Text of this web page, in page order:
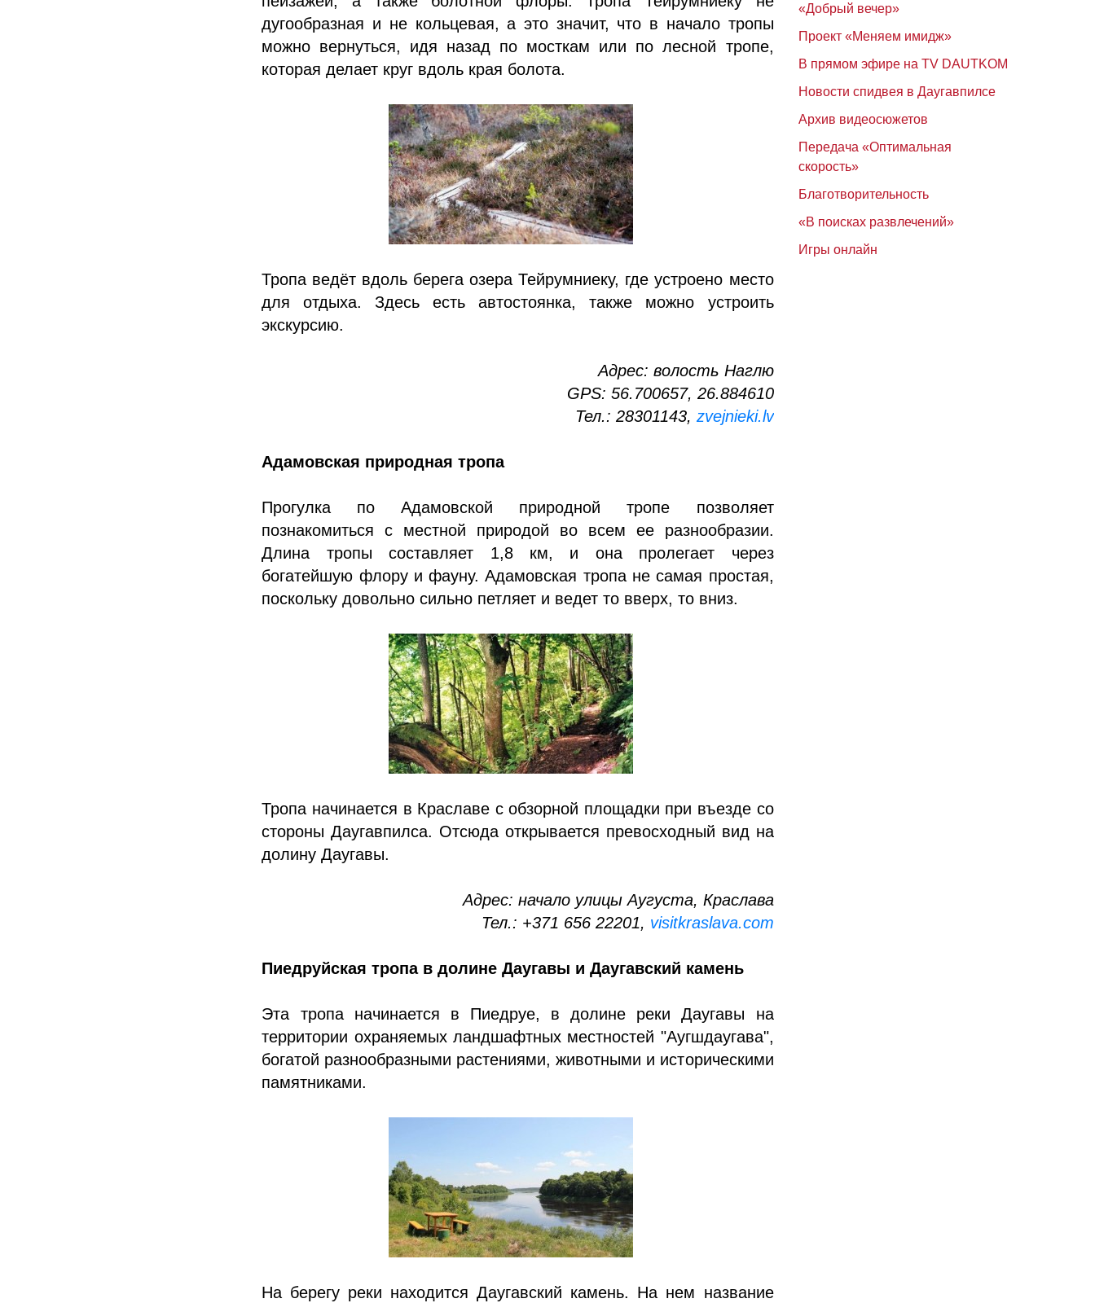
дугообразная и не кольцевая, а это значит, что в начало тропы
можно вернуться, идя назад по мосткам или по лесной тропе,
которая делает круг вдоль края болота.
Тропа ведёт вдоль берега озера Тейрумниеку, где устроено место
для отдыха. Здесь есть автостоянка, также можно устроить
экскурсию.
Адрес: волость Наглю
GPS: 56.700657, 26.884610
Тел.: 28301143, zvejnieki.lv
Адамовская природная тропа
Прогулка по Адамовской природной тропе позволяет
познакомиться с местной природой во всем ее разнообразии.
Длина тропы составляет 1,8 км, и она пролегает через
богатейшую флору и фауну. Адамовская тропа не самая простая,
поскольку довольно сильно петляет и ведет то вверх, то вниз.
Тропа начинается в Краславе с обзорной площадки при въезде со
стороны Даугавпилса. Отсюда открывается превосходный вид на
долину Даугавы.
Адрес: начало улицы Аугуста, Краслава
Тел.: +371 656 22201, visitkraslava.com
Пиедруйская тропа в долине Даугавы и Даугавский камень
Эта тропа начинается в Пиедруе, в долине реки Даугавы на
территории охраняемых ландшафтных местностей "Аугшдаугава",
богатой разнообразными растениями, животными и историческими
памятниками.
На берегу реки находится Даугавский камень. На нем название
«Добрый вечер»
Проект «Меняем имидж»
В прямом эфире на TV DAUTKOM
Новости спидвея в Даугавпилсе
Архив видеосюжетов
Передача «Оптимальная
скорость»
Благотворительность
«В поисках развлечений»
Игры онлайн